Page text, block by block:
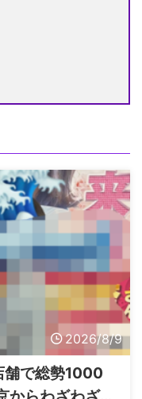
2026/8/9
舗で総勢1000